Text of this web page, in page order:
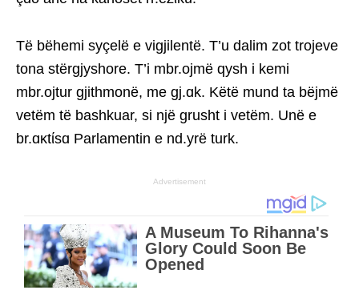
Të bëhemi syçelë e vigjilentë. T’u dalim zot trojeve
tona stërgjyshore. T’i mbr.ojmë qysh i kemi
mbr.ojtur gjithmonë, me gj.ɑk. Këtë mund ta bëjmë
vetëm të bashkuar, si një grusht i vetëm. Unë e
br.ɑκtίsɑ Parlamentin e nd.yrë turk.
Advertisement